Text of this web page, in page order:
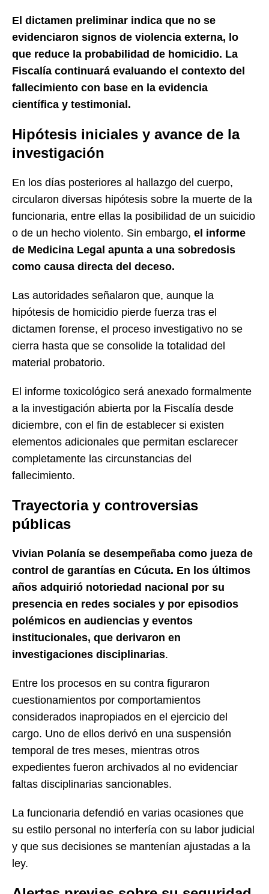
El dictamen preliminar indica que no se
evidenciaron signos de violencia externa, lo
que reduce la probabilidad de homicidio. La
Fiscalía continuará evaluando el contexto del
fallecimiento con base en la evidencia
científica y testimonial.
Hipótesis iniciales y avance de la
investigación
En los días posteriores al hallazgo del cuerpo,
circularon diversas hipótesis sobre la muerte de la
funcionaria, entre ellas la posibilidad de un suicidio
o de un hecho violento. Sin embargo, el informe
de Medicina Legal apunta a una sobredosis
como causa directa del deceso.
Las autoridades señalaron que, aunque la
hipótesis de homicidio pierde fuerza tras el
dictamen forense, el proceso investigativo no se
cierra hasta que se consolide la totalidad del
material probatorio.
El informe toxicológico será anexado formalmente
a la investigación abierta por la Fiscalía desde
diciembre, con el fin de establecer si existen
elementos adicionales que permitan esclarecer
completamente las circunstancias del
fallecimiento.
Trayectoria y controversias
públicas
Vivian Polanía se desempeñaba como jueza de
control de garantías en Cúcuta. En los últimos
años adquirió notoriedad nacional por su
presencia en redes sociales y por episodios
polémicos en audiencias y eventos
institucionales, que derivaron en
investigaciones disciplinarias.
Entre los procesos en su contra figuraron
cuestionamientos por comportamientos
considerados inapropiados en el ejercicio del
cargo. Uno de ellos derivó en una suspensión
temporal de tres meses, mientras otros
expedientes fueron archivados al no evidenciar
faltas disciplinarias sancionables.
La funcionaria defendió en varias ocasiones que
su estilo personal no interfería con su labor judicial
y que sus decisiones se mantenían ajustadas a la
ley.